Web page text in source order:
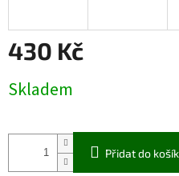
430 Kč
cena:
Skladem
Přidat do